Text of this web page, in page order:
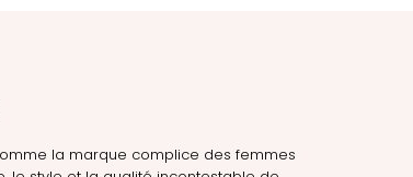
la marque complice des femmes